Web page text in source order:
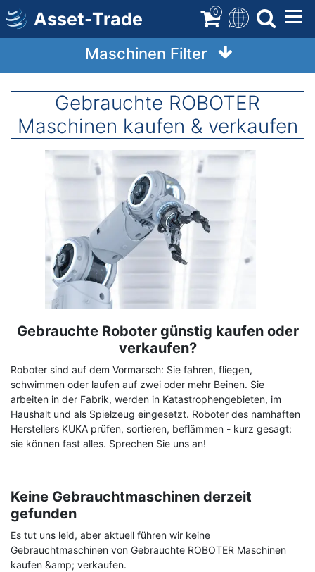
Direkt
zum
Inhalt
Asset-Trade 0
Maschinen Filter
Gebrauchte ROBOTER
Maschinen kaufen & verkaufen
Term
Gebrauchte Roboter günstig kaufen oder
verkaufen?
Roboter sind auf dem Vormarsch: Sie fahren, fliegen,
schwimmen oder laufen auf zwei oder mehr Beinen. Sie
arbeiten in der Fabrik, werden in Katastrophengebieten, im
Haushalt und als Spielzeug eingesetzt. Roboter des namhaften
Herstellers KUKA prüfen, sortieren, beflämmen - kurz gesagt:
sie können fast alles. Sprechen Sie uns an!
Keine Gebrauchtmaschinen derzeit
gefunden
Es tut uns leid, aber aktuell führen wir keine
Gebrauchtmaschinen von Gebrauchte ROBOTER Maschinen
kaufen &amp; verkaufen.